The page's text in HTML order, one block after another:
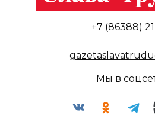
+7 (86388)
Мы в